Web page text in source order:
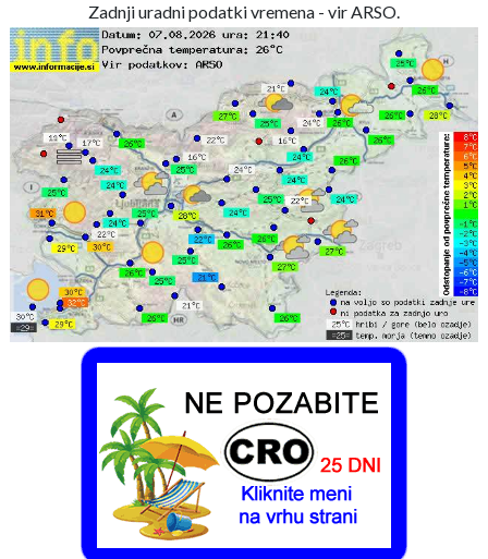
Zadnji uradni podatki vremena - vir ARSO.